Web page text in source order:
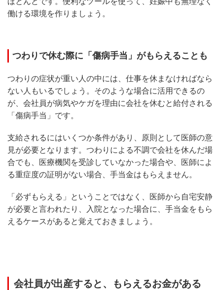
働ける環境を作りましょう。
つわりで休む際に「傷病手当」がもらえることも
つわりの症状が重い人の中には、仕事を休まなければなら
ない人もいるでしょう。そのような場合に活用できるの
が、会社員が病気やケガを理由に会社を休むと給付される
「傷病手当」です。
支給されるにはいくつか条件があり、原則として医師の意
見が必要となります。つわりによる不調で会社を休んだ場
合でも、医療機関を受診していなかった場合や、医師によ
る重症度の証明がない場合、手当金はもらえません。
「必ずもらえる」ということではなく、医師から自宅安静
が必要と言われたり、入院となった場合に、手当金をもら
えるケースがあると覚えておきましょう。
会社員が出産すると、もらえるお金がある